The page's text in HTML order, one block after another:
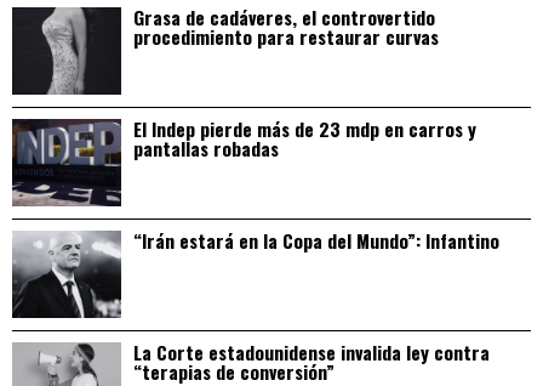
Grasa de cadáveres, el controvertido
procedimiento para restaurar curvas
El Indep pierde más de 23 mdp en carros y
pantallas robadas
“Irán estará en la Copa del Mundo”: Infantino
La Corte estadounidense invalida ley contra
“terapias de conversión”